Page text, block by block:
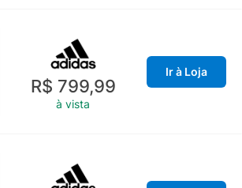
R$ 799,99
à vista
Ir à Loja